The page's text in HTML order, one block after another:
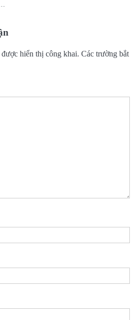
hiển thị công khai. Các trường bắt